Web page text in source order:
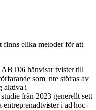
finns olika metoder för att
ABT06 hänvisar tvister till
som inte stöttas av
aktiva i
från 2023 generellt sett
entreprenadtvister i ad hoc-